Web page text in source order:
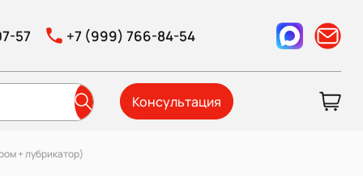
57 +7 (999) 766-84-54
Консультация
+ лубрикатор)